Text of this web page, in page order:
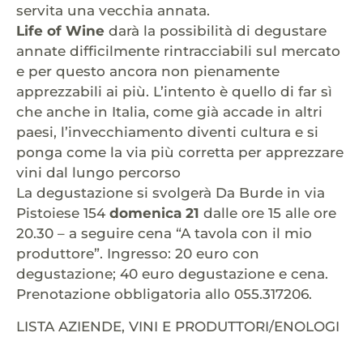
servita una vecchia annata.
Life of Wine darà la possibilità di degustare
annate difficilmente rintracciabili sul mercato
e per questo ancora non pienamente
apprezzabili ai più. L’intento è quello di far sì
che anche in Italia, come già accade in altri
paesi, l’invecchiamento diventi cultura e si
ponga come la via più corretta per apprezzare
vini dal lungo percorso
La degustazione si svolgerà Da Burde in via
Pistoiese 154 domenica 21 dalle ore 15 alle ore
20.30 – a seguire cena “A tavola con il mio
produttore”. Ingresso: 20 euro con
degustazione; 40 euro degustazione e cena.
Prenotazione obbligatoria allo 055.317206.
LISTA AZIENDE, VINI E PRODUTTORI/ENOLOGI